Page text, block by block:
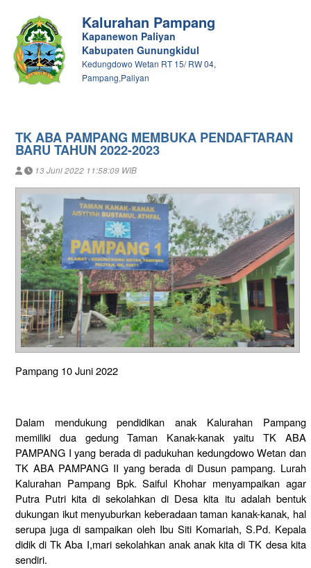
Kalurahan Pampang
Kapanewon Paliyan
Kabupaten Gunungkidul
Kedungdowo Wetan RT 15/ RW 04,
Pampang,Paliyan
TK ABA PAMPANG MEMBUKA PENDAFTARAN
BARU TAHUN 2022-2023
13 Juni 2022 11:58:09 WIB
Pampang 10 Juni 2022
Dalam mendukung pendidikan anak Kalurahan Pampang
memiliki dua gedung Taman Kanak-kanak yaitu TK ABA
PAMPANG I yang berada di padukuhan kedungdowo Wetan dan
TK ABA PAMPANG II yang berada di Dusun pampang. Lurah
Kalurahan Pampang Bpk. Saiful Khohar menyampaikan agar
Putra Putri kita di sekolahkan di Desa kita itu adalah bentuk
dukungan ikut menyuburkan keberadaan taman kanak-kanak, hal
serupa juga di sampaikan oleh Ibu Siti Komariah, S.Pd. Kepala
didik di Tk Aba I,mari sekolahkan anak anak kita di TK desa kita
sendiri.